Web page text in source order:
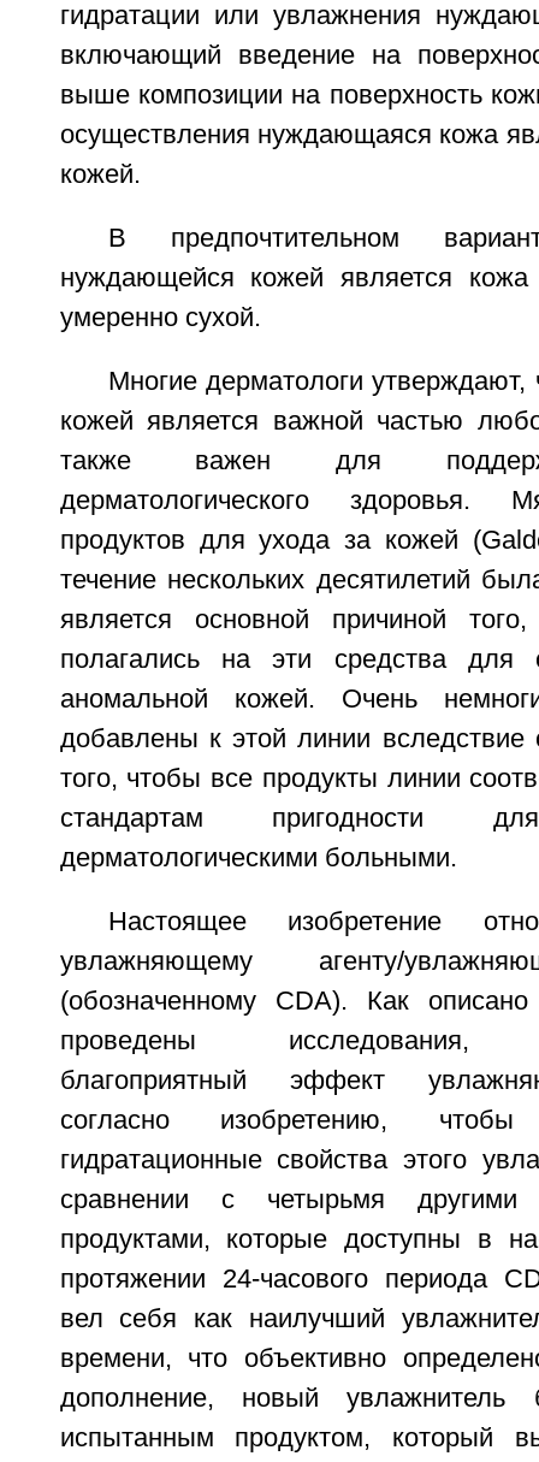
гидратации или увлажнения
включающий введение на
выше композиции на поверхность
осуществления нуждающаяся кожа
кожей.
В предпочтительном
нуждающейся кожей является
умеренно сухой.
Многие дерматологи утверждают,
кожей является важной частью
также важен для
дерматологического здоровья.
продуктов для ухода за кожей
течение нескольких десятилетий
является основной причиной
полагались на эти средства для
аномальной кожей. Очень
добавлены к этой линии вследствие
того, чтобы все продукты линии
стандартам пригодности
дерматологическими больными.
Настоящее изобретение
увлажняющему агенту/
(обозначенному CDA). Как
проведены исследования,
благоприятный эффект
согласно изобретению, чтобы
гидратационные свойства этого
сравнении с четырьмя другими
продуктами, которые доступны в
протяжении 24-часового периода
вел себя как наилучший
времени, что объективно
дополнение, новый увлажнитель
испытанным продуктом, который